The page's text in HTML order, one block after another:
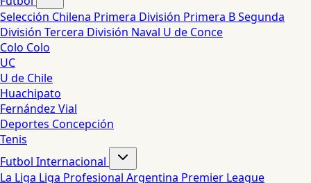
Selección Chilena Primera División Primera BSegunda
División Tercera División Naval U de Conce
Colo Colo
UC
U de Chile
Huachipato
Fernández Vial
Deportes Concepción
Tenis
Futbol Internacional
La Liga Liga Profesional Argentina Premier League